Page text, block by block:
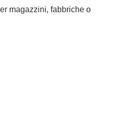
magazzini, fabbriche o